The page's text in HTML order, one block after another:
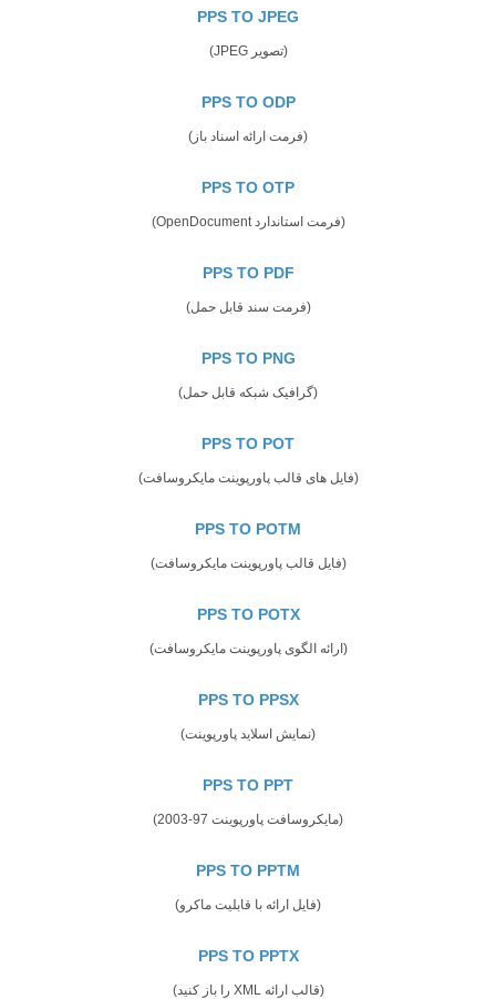
PPS TO JPEG
(تصویر JPEG)
PPS TO ODP
(فرمت ارائه اسناد باز)
PPS TO OTP
(فرمت استاندارد OpenDocument)
PPS TO PDF
(فرمت سند قابل حمل)
PPS TO PNG
(گرافیک شبکه قابل حمل)
PPS TO POT
(فایل های قالب پاورپوینت مایکروسافت)
PPS TO POTM
(فایل قالب پاورپوینت مایکروسافت)
PPS TO POTX
(ارائه الگوی پاورپوینت مایکروسافت)
PPS TO PPSX
(نمایش اسلاید پاورپوینت)
PPS TO PPT
(مایکروسافت پاورپوینت 97-2003)
PPS TO PPTM
(فایل ارائه با قابلیت ماکرو)
PPS TO PPTX
(قالب ارائه XML را باز کنید)